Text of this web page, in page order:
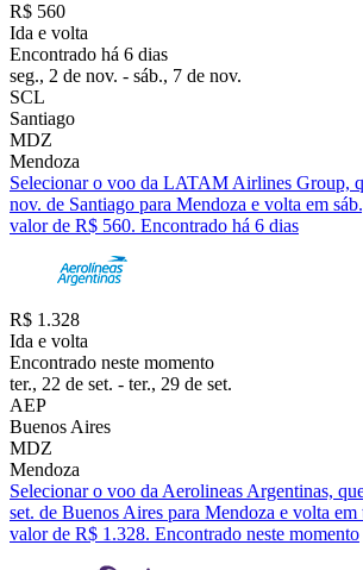
R$ 560
Ida e volta
Encontrado há 6 dias
seg., 2 de nov. - sáb., 7 de nov.
SCL
Santiago
MDZ
Mendoza
Selecionar o voo da LATAM Airlines Group,
nov. de Santiago para Mendoza e volta em
valor de R$ 560. Encontrado há 6 dias
R$ 1.328
Ida e volta
Encontrado neste momento
ter., 22 de set. - ter., 29 de set.
AEP
Buenos Aires
MDZ
Mendoza
Selecionar o voo da Aerolineas Argentinas,
set. de Buenos Aires para Mendoza e volta em
valor de R$ 1.328. Encontrado neste momento